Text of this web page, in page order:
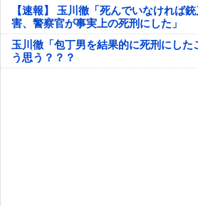
【速報】 玉川徹「死んでいなければ
害、警察官が事実上の死刑にした」
玉川徹「包丁男を結果的に死刑にし
う思う？？？